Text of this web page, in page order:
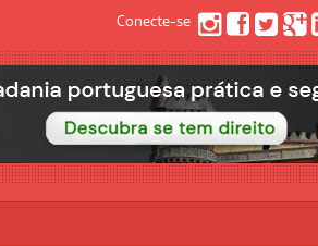
Conecte-se